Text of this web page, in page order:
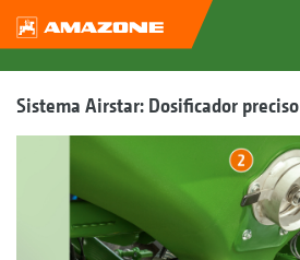
Sistema Airstar: Dosificador preciso